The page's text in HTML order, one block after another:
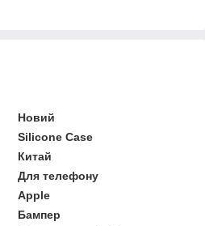
Новий
Silicone Case
Китай
Для телефону
Apple
Бампер